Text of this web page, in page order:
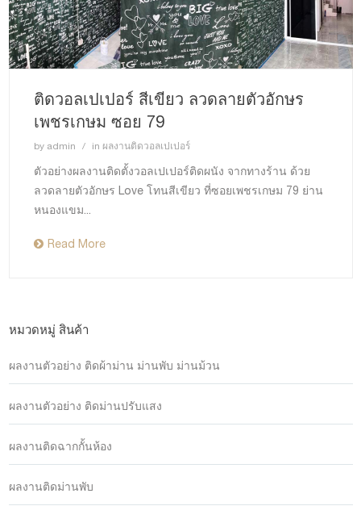
ติดวอลเปเปอร์ สีเขียว ลวดลายตัวอักษร
เพชรเกษม ซอย 79
by admin in ผลงานติดวอลเปเปอร์
ตัวอย่างผลงานติดตั้งวอลเปเปอร์ติดผนัง จากทางร้าน ด้วย
ลวดลายตัวอักษร Love โทนสีเขียว ที่ซอยเพชรเกษม 79 ย่าน
หนองแขม...
Read More
หมวดหมู่ สินค้า
ผลงานตัวอย่าง ติดผ้าม่าน ม่านพับ ม่านม้วน
ผลงานตัวอย่าง ติดม่านปรับแสง
ผลงานติดฉากกั้นห้อง
ผลงานติดม่านพับ